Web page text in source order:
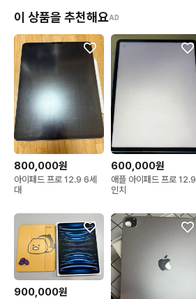
이 상품을 추천해요AD
800,000원
아이패드 프로 12.9 6세
대
600,000원
애플 아이패드 프로 12.9
인치
900,000원